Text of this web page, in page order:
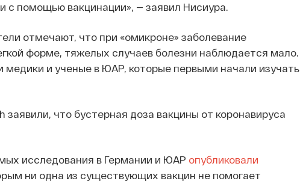
с помощью вакцинации», — заявил Нисиура.
отмечают, что при «омикроне» заболевание
форме, тяжелых случаев болезни наблюдается мало.
и ученые в ЮАР, которые первыми начали изучать
заявили, что бустерная доза вакцины от коронавируса
исследования в Германии и ЮАР опубликовали
ни одна из существующих вакцин не помогает